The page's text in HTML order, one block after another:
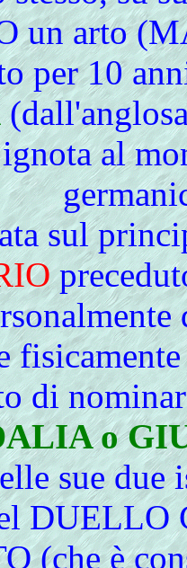
un arto
per 10
al
sul
di
o
sue due
DUELLO
(che è